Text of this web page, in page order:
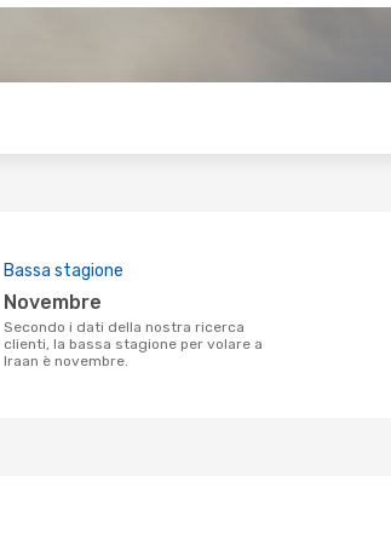
Bassa stagione
novembre
Secondo i dati della nostra ricerca
clienti, la bassa stagione per volare a
Iraan è novembre.